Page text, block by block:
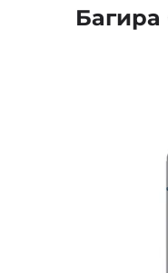
Багира